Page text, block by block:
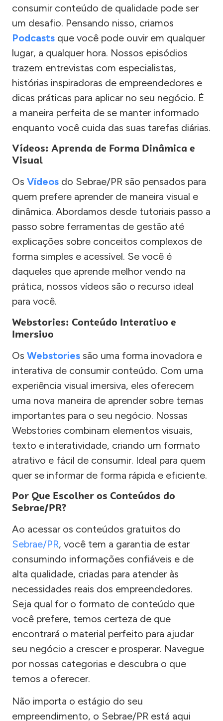
consumir conteúdo de qualidade pode ser
um desafio. Pensando nisso, criamos
Podcasts que você pode ouvir em qualquer
lugar, a qualquer hora. Nossos episódios
trazem entrevistas com especialistas,
histórias inspiradoras de empreendedores e
dicas práticas para aplicar no seu negócio. É
a maneira perfeita de se manter informado
enquanto você cuida das suas tarefas diárias.
Vídeos: Aprenda de Forma Dinâmica e
Visual
Os Vídeos do Sebrae/PR são pensados para
quem prefere aprender de maneira visual e
dinâmica. Abordamos desde tutoriais passo a
passo sobre ferramentas de gestão até
explicações sobre conceitos complexos de
forma simples e acessível. Se você é
daqueles que aprende melhor vendo na
prática, nossos vídeos são o recurso ideal
para você.
Webstories: Conteúdo Interativo e
Imersivo
Os Webstories são uma forma inovadora e
interativa de consumir conteúdo. Com uma
experiência visual imersiva, eles oferecem
uma nova maneira de aprender sobre temas
importantes para o seu negócio. Nossas
Webstories combinam elementos visuais,
texto e interatividade, criando um formato
atrativo e fácil de consumir. Ideal para quem
quer se informar de forma rápida e eficiente.
Por Que Escolher os Conteúdos do
Sebrae/PR?
Ao acessar os conteúdos gratuitos do
Sebrae/PR, você tem a garantia de estar
consumindo informações confiáveis e de
alta qualidade, criadas para atender às
necessidades reais dos empreendedores.
Seja qual for o formato de conteúdo que
você prefere, temos certeza de que
encontrará o material perfeito para ajudar
seu negócio a crescer e prosperar. Navegue
por nossas categorias e descubra o que
temos a oferecer.
Não importa o estágio do seu
empreendimento, o Sebrae/PR está aqui